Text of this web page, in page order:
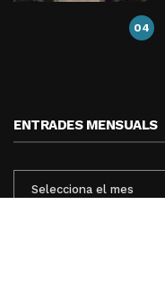
04
ENTRADES MENSUALS
MENSUALS